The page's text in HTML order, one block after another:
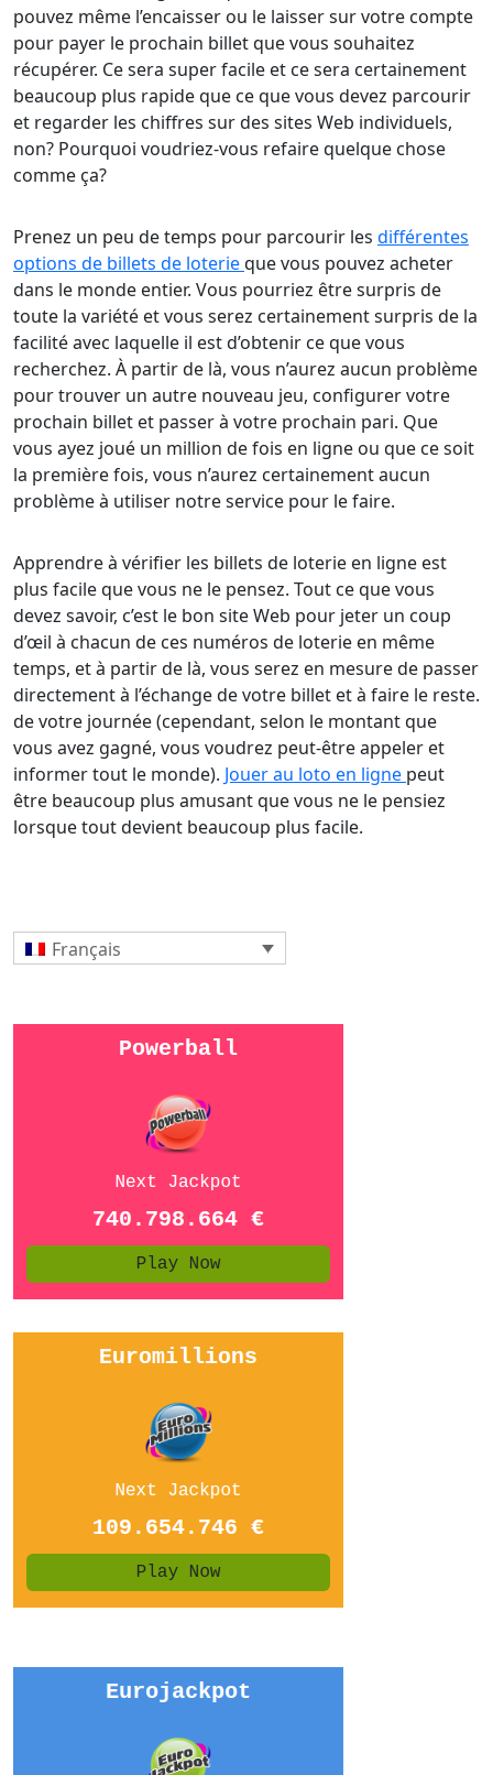
pouvez même l’encaisser ou le laisser sur votre compte
pour payer le prochain billet que vous souhaitez
récupérer. Ce sera super facile et ce sera certainement
beaucoup plus rapide que ce que vous devez parcourir
et regarder les chiffres sur des sites Web individuels,
non? Pourquoi voudriez-vous refaire quelque chose
comme ça?
Prenez un peu de temps pour parcourir les différentes
options de billets de loterieque vous pouvez acheter
dans le monde entier. Vous pourriez être surpris de
toute la variété et vous serez certainement surpris de la
facilité avec laquelle il est d’obtenir ce que vous
recherchez. À partir de là, vous n’aurez aucun problème
pour trouver un autre nouveau jeu, configurer votre
prochain billet et passer à votre prochain pari. Que
vous ayez joué un million de fois en ligne ou que ce soit
la première fois, vous n’aurez certainement aucun
problème à utiliser notre service pour le faire.
Apprendre à vérifier les billets de loterie en ligne est
plus facile que vous ne le pensez. Tout ce que vous
devez savoir, c’est le bon site Web pour jeter un coup
d’œil à chacun de ces numéros de loterie en même
temps, et à partir de là, vous serez en mesure de passer
directement à l’échange de votre billet et à faire le reste.
de votre journée (cependant, selon le montant que
vous avez gagné, vous voudrez peut-être appeler et
informer tout le monde). Jouer au loto en ligne peut
être beaucoup plus amusant que vous ne le pensiez
lorsque tout devient beaucoup plus facile.
Français